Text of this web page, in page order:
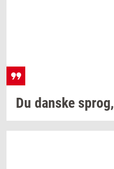
Du dan­ske sprog,